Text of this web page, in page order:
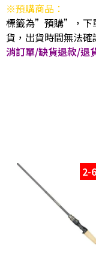
※預購商品：
標籤為”預購”，下
貨，出貨時間無法確
消訂單/缺貨退款/退
2-